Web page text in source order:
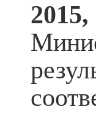
2015,